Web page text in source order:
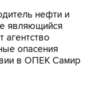
нефти и
являющийся
опасения
в ОПЕК Самир